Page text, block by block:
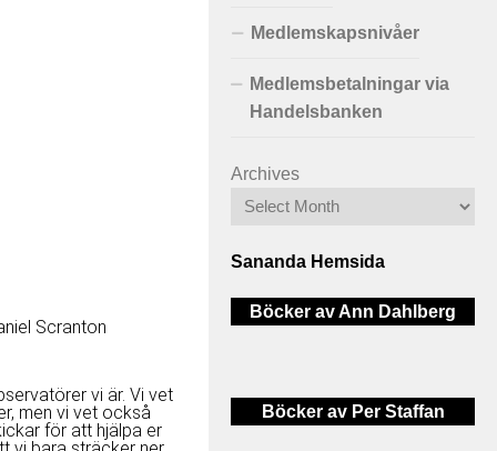
Scranton
vi är. Vi vet
men vi vet också
för att hjälpa er
Medlemskapsnivåer
Medlemsbetalningar via
Handelsbanken
Archives
Sananda Hemsida
Böcker av Ann Dahlberg
Böcker av Per Staffan